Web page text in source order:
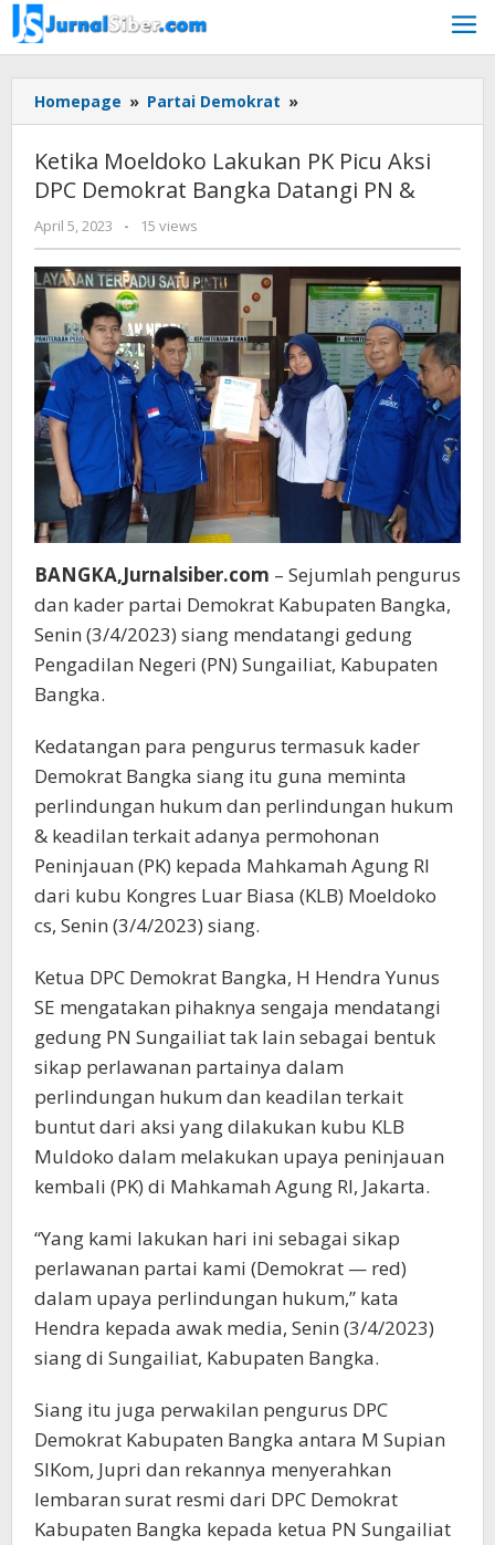
Skip
to
content
Homepage » Partai Demokrat »
Moeldoko
PK
Picu
Demokrat
Bangka
Datangi
PN
&
Ketika Moeldoko Lakukan PK Picu Aksi
DPC Demokrat Bangka Datangi PN &
April 5, 2023
by
Jurnalsiber
- 15 views
BANGKA,Jurnalsiber.com – Sejumlah pengurus
dan kader partai Demokrat Kabupaten Bangka,
Senin (3/4/2023) siang mendatangi gedung
Pengadilan Negeri (PN) Sungailiat, Kabupaten
Bangka.
Kedatangan para pengurus termasuk kader
Demokrat Bangka siang itu guna meminta
perlindungan hukum dan perlindungan hukum
& keadilan terkait adanya permohonan
Peninjauan (PK) kepada Mahkamah Agung RI
dari kubu Kongres Luar Biasa (KLB) Moeldoko
cs, Senin (3/4/2023) siang.
Ketua DPC Demokrat Bangka, H Hendra Yunus
SE mengatakan pihaknya sengaja mendatangi
gedung PN Sungailiat tak lain sebagai bentuk
sikap perlawanan partainya dalam
perlindungan hukum dan keadilan terkait
buntut dari aksi yang dilakukan kubu KLB
Muldoko dalam melakukan upaya peninjauan
kembali (PK) di Mahkamah Agung RI, Jakarta.
“Yang kami lakukan hari ini sebagai sikap
perlawanan partai kami (Demokrat — red)
dalam upaya perlindungan hukum,” kata
Hendra kepada awak media, Senin (3/4/2023)
siang di Sungailiat, Kabupaten Bangka.
Siang itu juga perwakilan pengurus DPC
Demokrat Kabupaten Bangka antara M Supian
SIKom, Jupri dan rekannya menyerahkan
lembaran surat resmi dari DPC Demokrat
Kabupaten Bangka kepada ketua PN Sungailiat